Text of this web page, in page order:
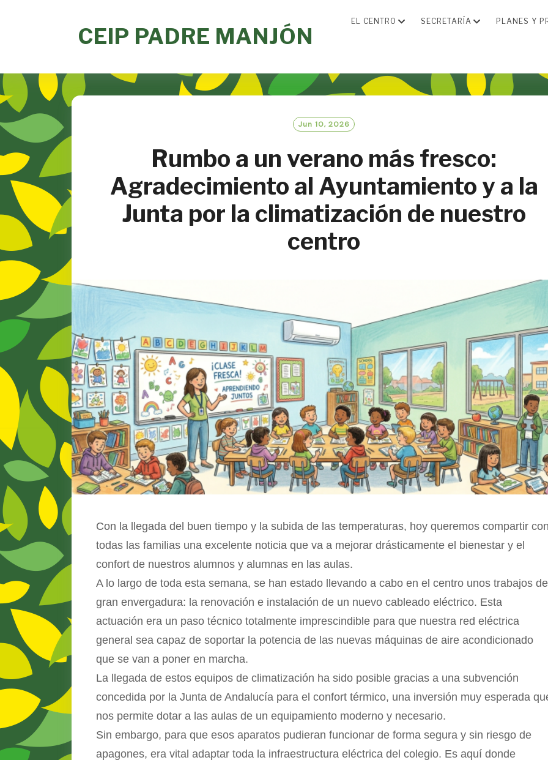
CEIP PADRE MANJÓN
EL CENTRO SECRETARÍA PLANES Y
Jun 10, 2026
Rumbo a un verano más fresco:
Agradecimiento al Ayuntamiento y a la
Junta por la climatización de nuestro
centro
Con la llegada del buen tiempo y la subida de las temperaturas, hoy queremos compartir
todas las familias una excelente noticia que va a mejorar drásticamente el bienestar y el
confort de nuestros alumnos y alumnas en las aulas.
A lo largo de toda esta semana, se han estado llevando a cabo en el centro unos trabajos de
gran envergadura: la renovación e instalación de un nuevo cableado eléctrico. Esta
actuación era un paso técnico totalmente imprescindible para que nuestra red eléctrica
general sea capaz de soportar la potencia de las nuevas máquinas de aire acondicionado
que se van a poner en marcha.
La llegada de estos equipos de climatización ha sido posible gracias a una subvención
concedida por la Junta de Andalucía para el confort térmico, una inversión muy esperada
nos permite dotar a las aulas de un equipamiento moderno y necesario.
Sin embargo, para que esos aparatos pudieran funcionar de forma segura y sin riesgo de
apagones, era vital adaptar toda la infraestructura eléctrica del colegio. Es aquí donde